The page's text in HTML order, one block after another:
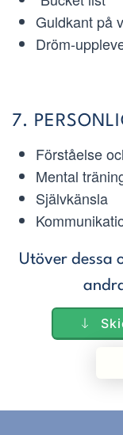
Guldkant på
Dröm-
7.
Förståelse
Mental
Självkänsla
Utöver dessa